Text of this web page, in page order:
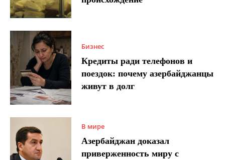
Бизнес
Кредиты ради телефонов и
поездок: почему азербайджанцы
живут в долг
В мире
Азербайджан доказал
приверженность миру с